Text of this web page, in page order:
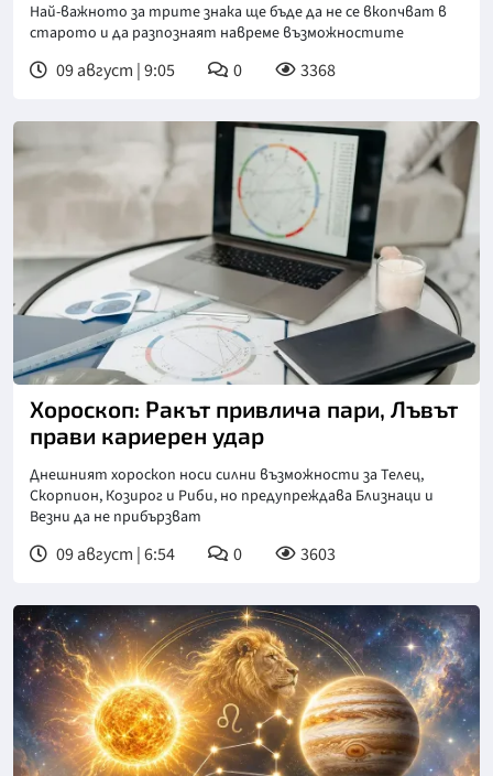
Най-важното за трите знака ще бъде да не се вкопчват в
старото и да разпознаят навреме възможностите
09 август | 9:05 0 3368
Хороскоп: Ракът привлича пари, Лъвът
прави кариерен удар
Днешният хороскоп носи силни възможности за Телец,
Скорпион, Козирог и Риби, но предупреждава Близнаци и
Везни да не прибързват
09 август | 6:54 0 3603